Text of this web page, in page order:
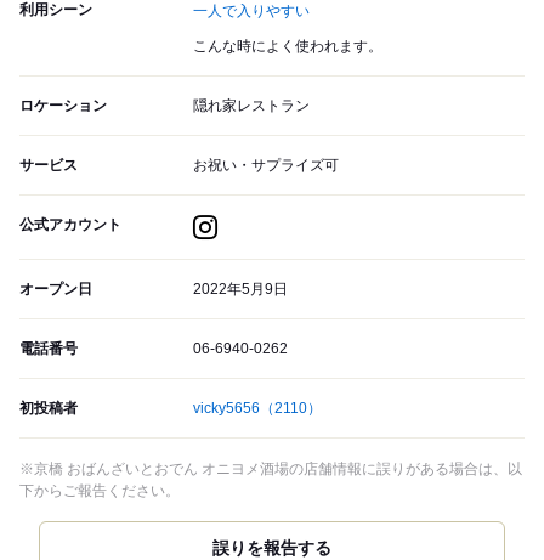
利用シーン 一人で入りやすい
こんな時によく使われます。
ロケーション 隠れ家レストラン
サービス お祝い・サプライズ可
公式アカウント
オープン日 2022年5月9日
電話番号 06-6940-0262
初投稿者 vicky5656 （2110）
※京橋 おばんざいとおでん オニヨメ酒場の店舗情報に誤りがある場合は、以
下からご報告ください。
誤りを報告する